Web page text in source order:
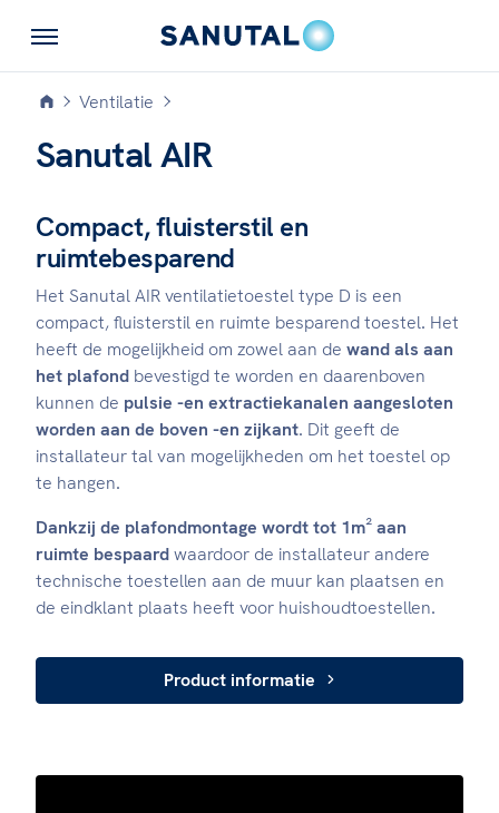
Ventilatie
Sanutal AIR
Compact, fluisterstil en
ruimtebesparend
Het Sanutal AIR ventilatietoestel type D is een
compact, fluisterstil en ruimte besparend toestel. Het
heeft de mogelijkheid om zowel aan de wand als aan
het plafond bevestigd te worden en daarenboven
kunnen de pulsie -en extractiekanalen aangesloten
worden aan de boven -en zijkant. Dit geeft de
installateur tal van mogelijkheden om het toestel op
te hangen.
Dankzij de plafondmontage wordt tot 1m² aan
ruimte bespaardwaardoor de installateur andere
technische toestellen aan de muur kan plaatsen en
de eindklant plaats heeft voor huishoudtoestellen.
Product informatie